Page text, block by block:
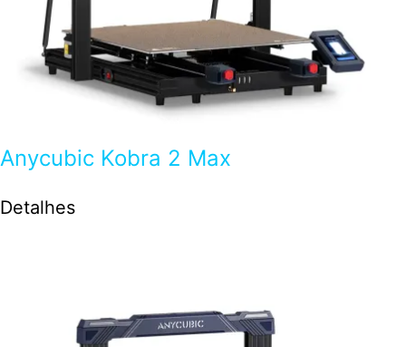
Anycubic Kobra 2 Max
Detalhes